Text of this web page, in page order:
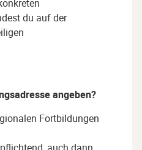
du auf der
angeben?
Fortbildungen